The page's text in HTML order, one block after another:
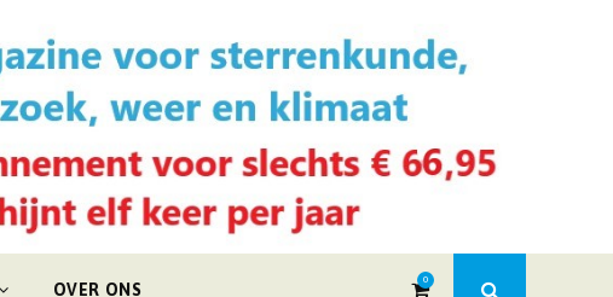
OVER ONS
0